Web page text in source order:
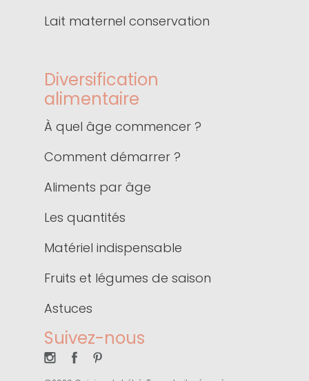
Lait maternel conservation
Diversification
alimentaire
À quel âge commencer ?
Comment démarrer ?
Aliments par âge
Les quantités
Matériel indispensable
Fruits et légumes de saison
Astuces
Suivez-nous